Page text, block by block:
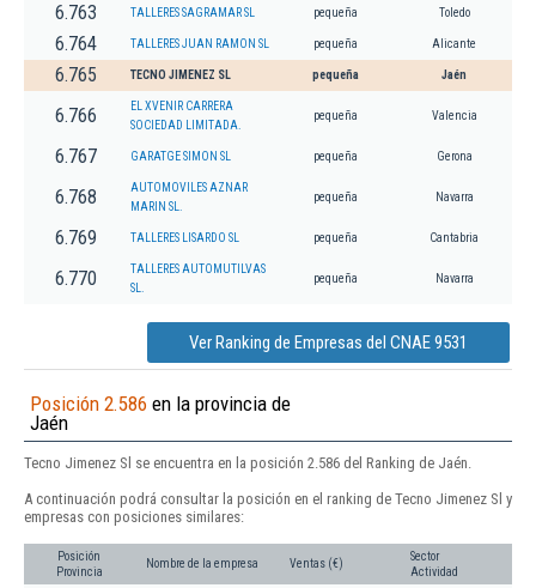
6.763 TALLERES SAGRAMAR SL pequeña Toledo
6.764 TALLERES JUAN RAMON SL pequeña Alicante
6.765 TECNO JIMENEZ SL pequeña Jaén
6.766
EL XVENIR CARRERA
SOCIEDAD LIMITADA.
pequeña Valencia
6.767 GARATGE SIMON SL pequeña Gerona
6.768
AUTOMOVILES AZNAR
MARIN SL.
pequeña Navarra
6.769 TALLERES LISARDO SL pequeña Cantabria
6.770
TALLERES AUTOMUTILVAS
SL.
pequeña Navarra
Ver Ranking de Empresas del CNAE 9531
Posición 2.586 en la provincia de
Jaén
Tecno Jimenez Sl se encuentra en la posición 2.586 del Ranking de Jaén.
A continuación podrá consultar la posición en el ranking de Tecno Jimenez Sl y
empresas con posiciones similares:
Posición
Provincia
Nombre de la empresa Ventas (€)
Sector
Actividad